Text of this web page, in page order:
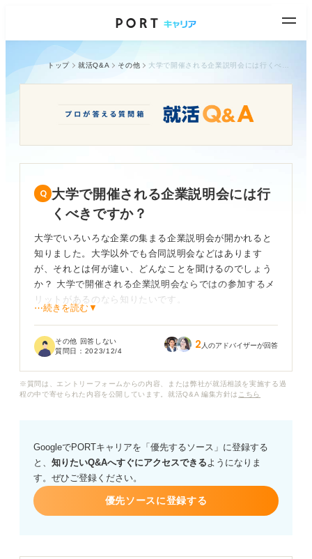
トップ 就活Q&A その他
大学で開催される企業説明会には行
くべきですか？
大学でいろいろな企業の集まる企業説明会が開かれると
知りました。大学以外でも合同説明会などはあります
が、それとは何が違い、どんなことを聞けるのでしょう
か？ 大学で開催される企業説明会ならではの参加するメ
リットがあるのなら知りたいです。
や質問、服装やマナーなどで気を付けるべきポイントが
⋯続きを読む▼
その他 回答しない
質問日： 2023/12/4 2 人のアドバイザーが回答
※質問は、エントリーフォームからの内容、または弊社が就活相談を実施する過
程の中で寄せられた内容を公開しています。就活Q&A 編集方針は こちら
GoogleでPORTキャリアを「優先するソース」に登録する
と、 知りたいQ&Aへすぐにアクセスできるようになりま
す。ぜひご登録ください。
優先ソースに登録する